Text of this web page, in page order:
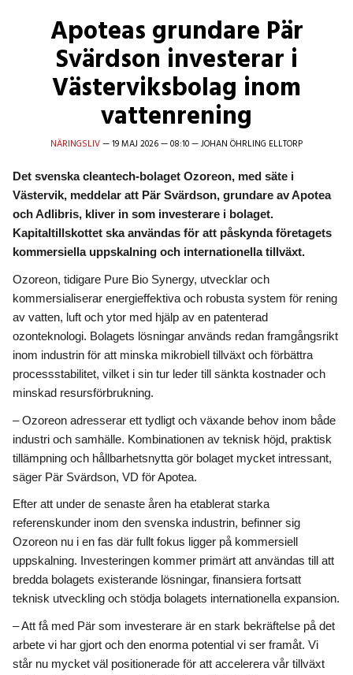
Apoteas grundare Pär
Svärdson investerar i
Västerviksbolag inom
vattenrening
NÄRINGSLIV—19 MAJ 2026—08:10—JOHAN ÖHRLING ELLTORP
Det svenska cleantech-bolaget Ozoreon, med säte i
Västervik, meddelar att Pär Svärdson, grundare av Apotea
och Adlibris, kliver in som investerare i bolaget.
Kapitaltillskottet ska användas för att påskynda företagets
kommersiella uppskalning och internationella tillväxt.
Ozoreon, tidigare Pure Bio Synergy, utvecklar och
kommersialiserar energieffektiva och robusta system för rening
av vatten, luft och ytor med hjälp av en patenterad
ozonteknologi. Bolagets lösningar används redan framgångsrikt
inom industrin för att minska mikrobiell tillväxt och förbättra
processstabilitet, vilket i sin tur leder till sänkta kostnader och
minskad resursförbrukning.
– Ozoreon adresserar ett tydligt och växande behov inom både
industri och samhälle. Kombinationen av teknisk höjd, praktisk
tillämpning och hållbarhetsnytta gör bolaget mycket intressant,
säger Pär Svärdson, VD för Apotea.
Efter att under de senaste åren ha etablerat starka
referenskunder inom den svenska industrin, befinner sig
Ozoreon nu i en fas där fullt fokus ligger på kommersiell
uppskalning. Investeringen kommer primärt att användas till att
bredda bolagets existerande lösningar, finansiera fortsatt
teknisk utveckling och stödja bolagets internationella expansion.
– Att få med Pär som investerare är en stark bekräftelse på det
arbete vi har gjort och den enorma potential vi ser framåt. Vi
står nu mycket väl positionerade för att accelerera vår tillväxt